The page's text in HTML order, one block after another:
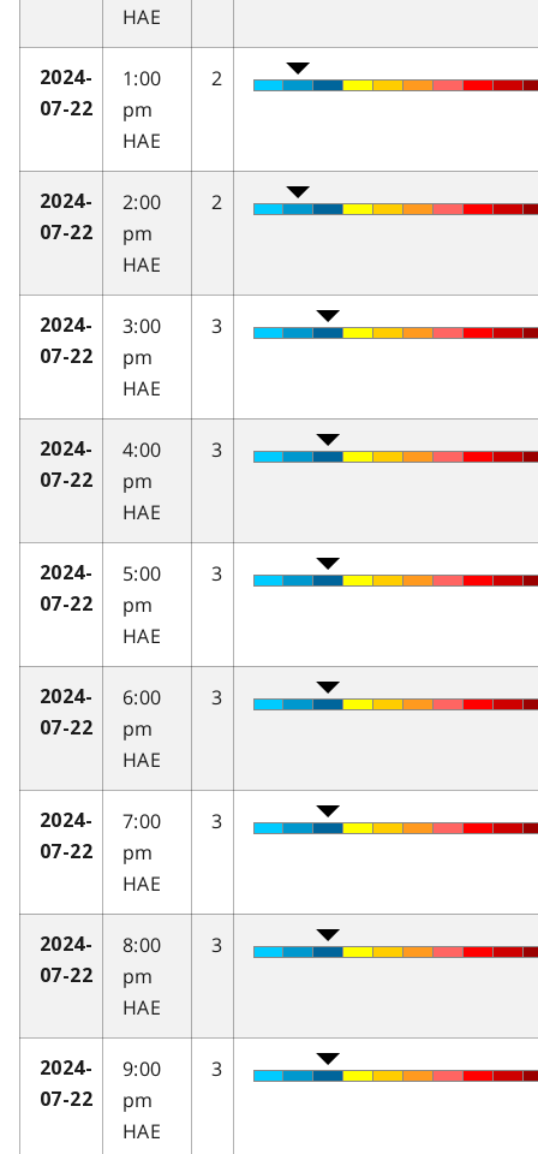
HAE
2024-
07-22
1:00
pm
HAE
2
2024-
07-22
2:00
pm
HAE
2
2024-
07-22
3:00
pm
HAE
3
2024-
07-22
4:00
pm
HAE
3
2024-
07-22
5:00
pm
HAE
3
2024-
07-22
6:00
pm
HAE
3
2024-
07-22
7:00
pm
HAE
3
2024-
07-22
8:00
pm
HAE
3
2024-
07-22
9:00
pm
HAE
3